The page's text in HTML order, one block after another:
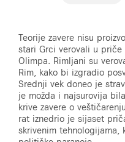
Teorije zavere nisu
stari Grci verovali u
Olimpa. Rimljani su
Rim, kako bi izgradio
Srednji vek doneo je
je možda i najsurovija
krive zavere o
rat iznedrio je sijaset
skrivenim